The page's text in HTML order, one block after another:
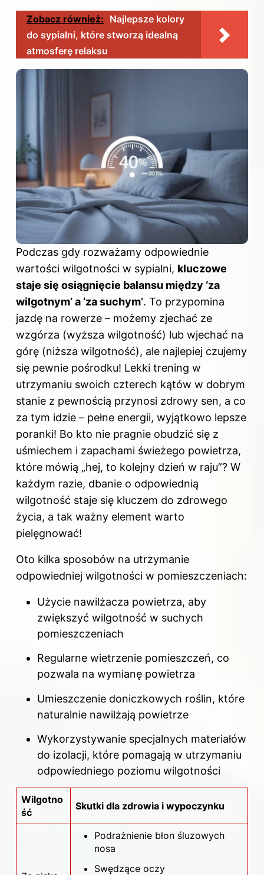
Zobacz również: Najlepsze kolory
do sypialni, które stworzą idealną
atmosferę relaksu
Podczas gdy rozważamy odpowiednie
wartości wilgotności w sypialni, kluczowe
staje się osiągnięcie balansu między ‘za
wilgotnym’ a ‘za suchym’. To przypomina
jazdę na rowerze – możemy zjechać ze
wzgórza (wyższa wilgotność) lub wjechać na
górę (niższa wilgotność), ale najlepiej czujemy
się pewnie pośrodku! Lekki trening w
utrzymaniu swoich czterech kątów w dobrym
stanie z pewnością przynosi zdrowy sen, a co
za tym idzie – pełne energii, wyjątkowo lepsze
poranki! Bo kto nie pragnie obudzić się z
uśmiechem i zapachami świeżego powietrza,
które mówią „hej, to kolejny dzień w raju”? W
każdym razie, dbanie o odpowiednią
wilgotność staje się kluczem do zdrowego
życia, a tak ważny element warto
pielęgnować!
Oto kilka sposobów na utrzymanie
odpowiedniej wilgotności w pomieszczeniach:
Użycie nawilżacza powietrza, aby
zwiększyć wilgotność w suchych
pomieszczeniach
Regularne wietrzenie pomieszczeń, co
pozwala na wymianę powietrza
Umieszczenie doniczkowych roślin, które
naturalnie nawilżają powietrze
Wykorzystywanie specjalnych materiałów
do izolacji, które pomagają w utrzymaniu
odpowiedniego poziomu wilgotności
Wilgotno
ść
Skutki dla zdrowia i wypoczynku
Podrażnienie błon śluzowych
nosa
Swędzące oczy